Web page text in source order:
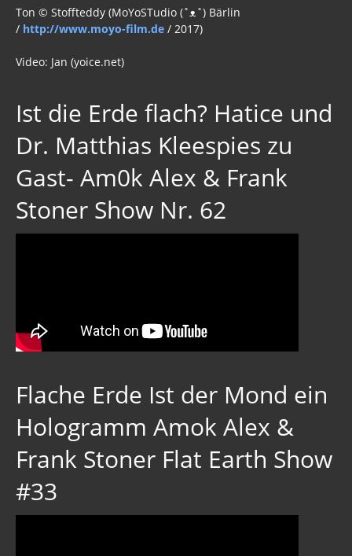
Ton © Stoffteddy (MoYoSTudio (˚ᴥ˚) Bärlin
/ http://www.moyo-film.de / 2017)
Video: Jan (yoice.net)
Ist die Erde flach? Hatice und
Dr. Matthias Kleespies zu
Gast- Am0k Alex & Frank
Stoner Show Nr. 62
Flache Erde Ist der Mond ein
Hologramm Amok Alex &
Frank Stoner Flat Earth Show
#33